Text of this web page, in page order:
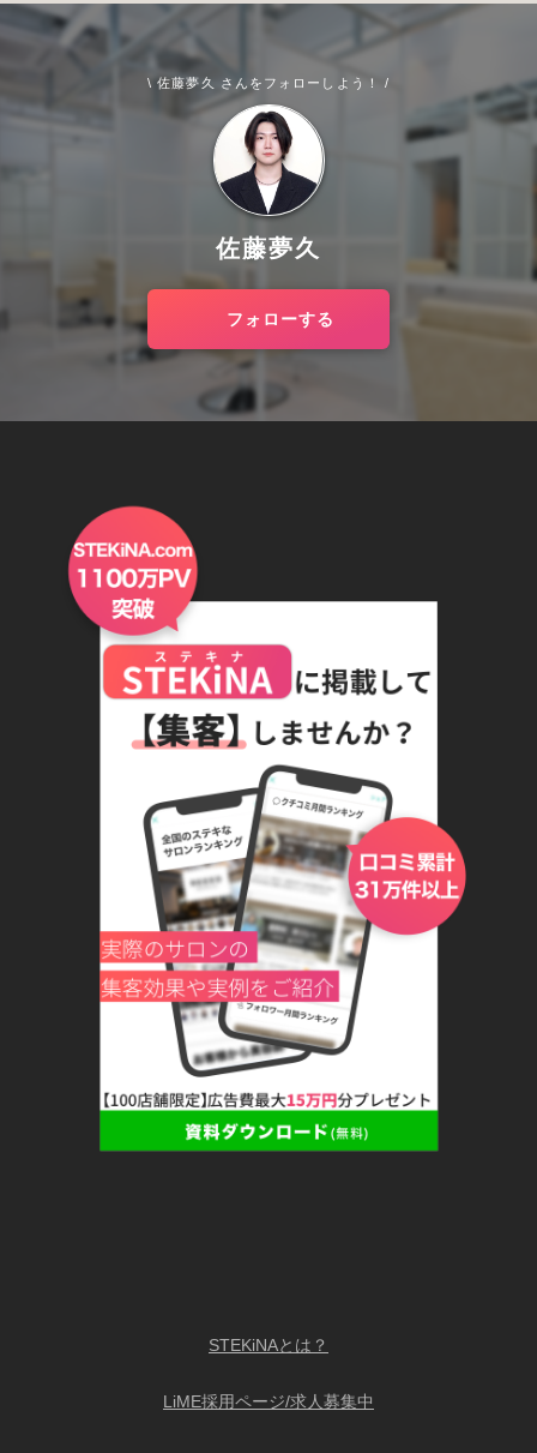
\ 佐藤夢久 さんをフォローしよう！ /
佐藤夢久
フォローする
STEKiNAとは？
LiME採用ページ/求人募集中